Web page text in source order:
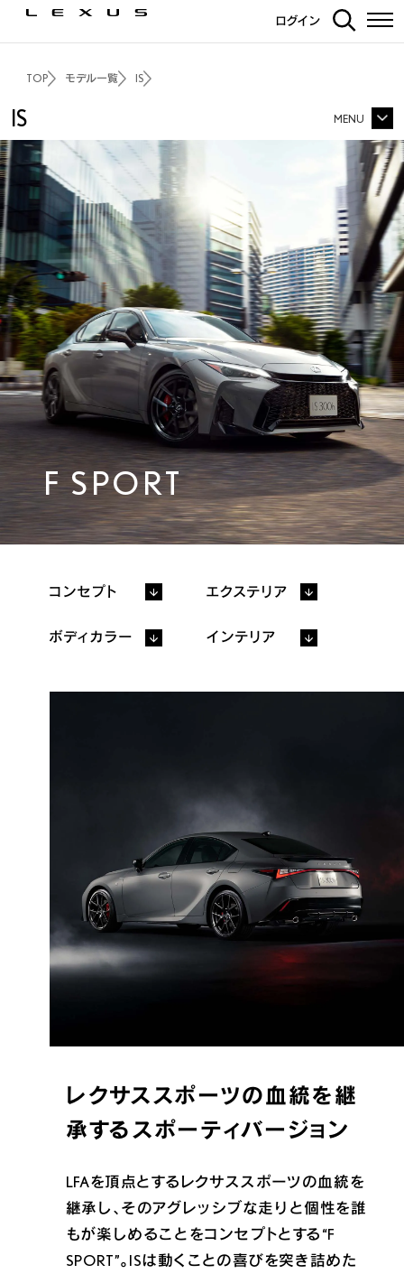
ログイン
TOP モデル一覧 IS
IS MENU
IS TOP
価格・パッケージ
3Dシミュレーション
エクステリア
インテリア
走行性能
F SPORT
IS300h特別仕様車
“F SPORT Mode Black V”
安全装備
カーライフサポート
カーナビ・その他装備
ディーラーオプション
ギャラリー
プレスリリース
FAQ
カタログ/取扱説明書
フォトブック
機能詳細カタログ
ディーラー
メーカーオプション
パッケージ別
主要諸元/環境仕様書
主要装備一覧 取扱説明書
F SPORT
コンセプト エクステリア
ボディカラー インテリア
レクサススポーツの血統を継
承するスポーティバージョン
LFAを頂点とするレクサススポーツの血統を
継承し、そのアグレッシブな走りと個性を誰
もが楽しめることをコンセプトとする“F
SPORT”。ISは動くことの喜びを突き詰めた